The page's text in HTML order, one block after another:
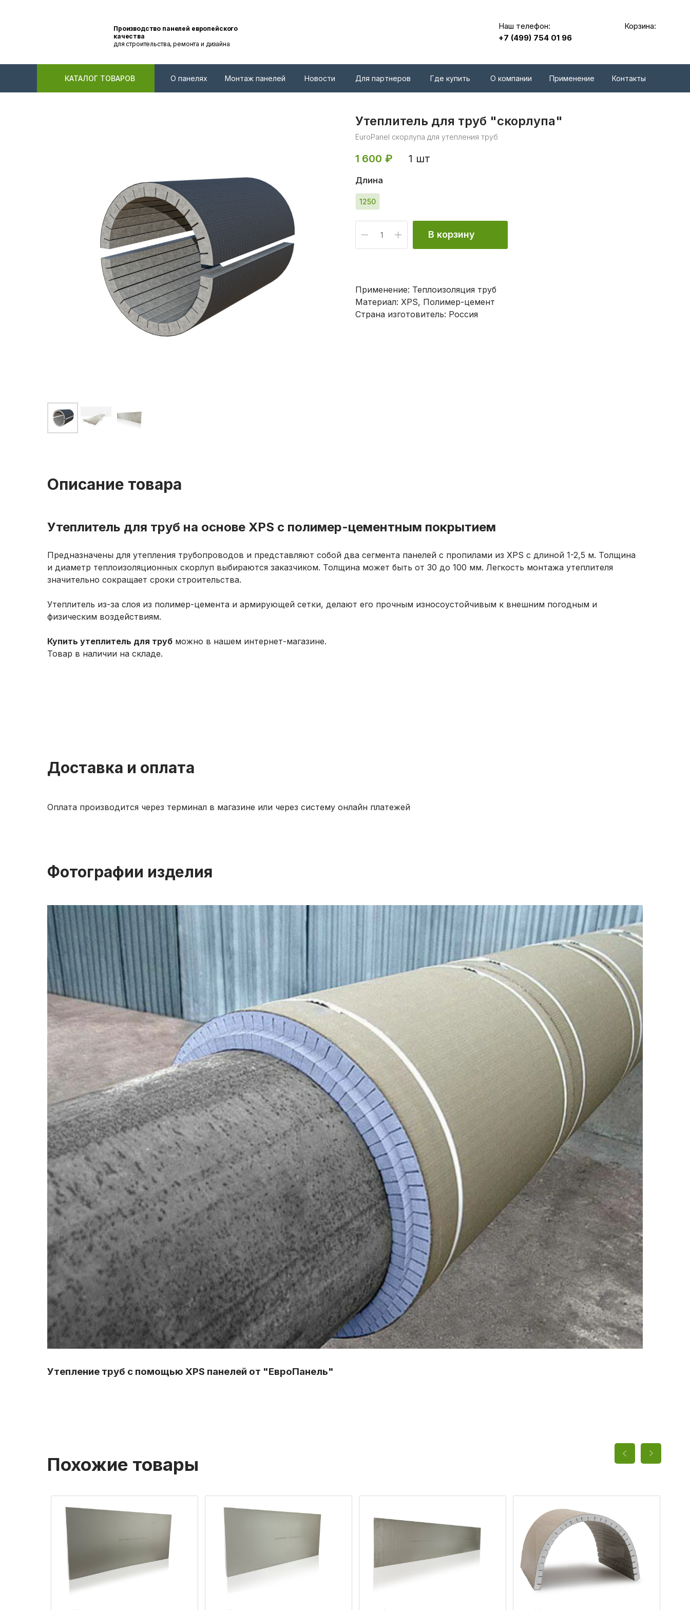
Производство панелей европейского
качества
для строительства, ремонта и дизайна
Наш телефон:
+7 (499) 754 01 96
Корзина:
КАТАЛОГ ТОВАРОВ О панелях Монтаж панелей Новости Где купить О компании Применение Контакты
Для партнеров
Утеплитель для труб "скорлупа"
EuroPanel скорлупа для утепления труб
1 600 ₽ 1 шт
Длина
1250
В корзину
синтетика, клей
гидроизоляция
Применение: Теплоизоляция труб
Материал: XPS, Полимер-цемент
Страна изготовитель: Россия
Описание товара
Утеплитель для труб на основе XPS с полимер-цементным покрытием
Предназначены для утепления трубопроводов и представляют собой два сегмента панелей с пропилами из XPS с длиной 1-2,5 м. Толщина
и диаметр теплоизоляционных скорлуп выбираются заказчиком. Толщина может быть от 30 до 100 мм. Легкость монтажа утеплителя
значительно сокращает сроки строительства.
Утеплитель из-за слоя из полимер-цемента и армирующей сетки, делают его прочным износоустойчивым к внешним погодным и
физическим воздействиям.
Купить утеплитель для труб можно в нашем интернет-магазине.
Товар в наличии на складе.
Доставка и оплата
Оплата производится через терминал в магазине или через систему онлайн платежей
Фотографии изделия
Утепление труб с помощью XPS панелей от "ЕвроПанель"
Похожие товары